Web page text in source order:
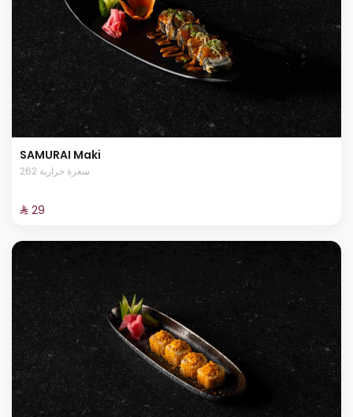
SAMURAI Maki
262 سعرة حرارية
⁨⁦‪‬ 29⁩